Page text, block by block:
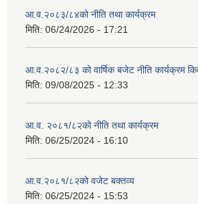
आ.व.२०८३/८४को नीति तथा कार्यक्रम
मिति: 06/24/2026 - 17:21
आ.व.२०८२/८३ को वार्षिक बजेट नीति कार्यक्रम
मिति: 09/08/2025 - 12:33
आ.व. २०८१/८२को नीति तथा कार्यक्रम
मिति: 06/25/2024 - 16:10
आ.व.२०८१/८२को वजेट बक्तव्य
मिति: 06/25/2024 - 15:53